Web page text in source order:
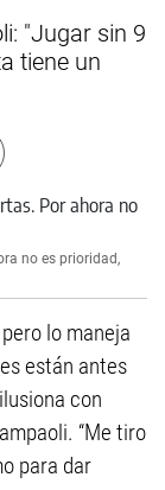
"Jugar sin 9
tiene un
no es prioridad,
lo maneja
están antes
con
“Me tiro
para dar